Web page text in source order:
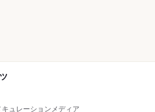
キュレーションメディア